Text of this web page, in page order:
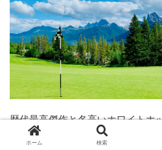
歴代最高傑作と名高いホワイトホ
たモデルを選ばなければその性能
ホーム 検索